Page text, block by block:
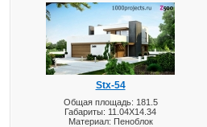
Stx-54
Общая площадь: 181.5
Габариты: 11.04X14.34
Материал: Пеноблок